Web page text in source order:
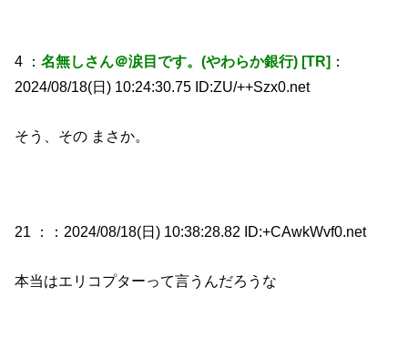
4 ：名無しさん＠涙目です。(やわらか銀行) [TR] ：
2024/08/18(日) 10:24:30.75 ID:ZU/++Szx0.net
そう、その まさか。
21 ： ：2024/08/18(日) 10:38:28.82 ID:+CAwkWvf0.net
本当はエリコプターって言うんだろうな